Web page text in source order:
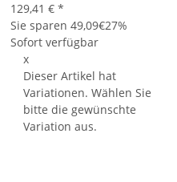
129,41 € *
Sie sparen 49,09€27%
Sofort verfügbar
x
Dieser Artikel hat
Variationen. Wählen Sie
bitte die gewünschte
Variation aus.